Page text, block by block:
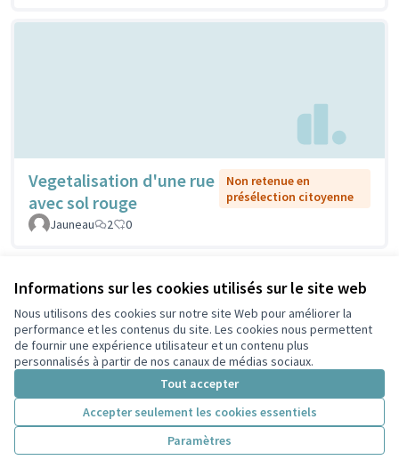
Informations sur les cookies utilisés sur le site web
Nous utilisons des cookies sur notre site Web pour améliorer la
performance et les contenus du site. Les cookies nous permettent
de fournir une expérience utilisateur et un contenu plus
personnalisés à partir de nos canaux de médias sociaux.
Tout accepter
Accepter seulement les cookies essentiels
Paramètres
Vegetalisation d'une rue
avec sol rouge
Non retenue en
présélection citoyenne
Jauneau
2 0